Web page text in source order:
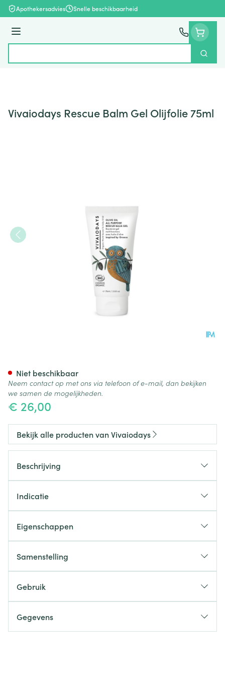
Ga naar de inhoud
Apothekersadvies Snelle beschikbaarheid
Menu
Zoek
Vivaiodays Rescue Balm Gel Olijfolie 75ml
€ 26,00
Niet beschikbaar
Neem contact op met ons via telefoon of e-mail, dan bekijken
we samen de mogelijkheden.
Bekijk alle producten van Vivaiodays
Beschrijving
Indicatie
Eigenschappen
Samenstelling
Gebruik
Gegevens